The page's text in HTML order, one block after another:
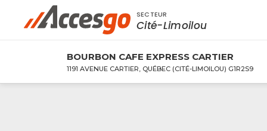
Rechercher à proximité - Entreprise /
SECTEUR
Cité-Limoilou
BOURBON CAFE EXPRESS CARTIER
1191 AVENUE CARTIER, QUÉBEC (CITÉ-LIMOILOU) G1R2S9